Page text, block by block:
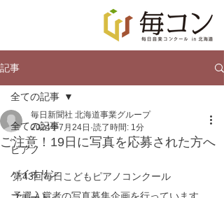
記事
全ての記事
ピアノ
バイオリン
全ての記事
ご注意！19日に写真を応募された方へ
毎日新聞社 北海道事業グループ
2024年7月24日 読了時間: 1分
第43回毎日こどもピアノコンクール